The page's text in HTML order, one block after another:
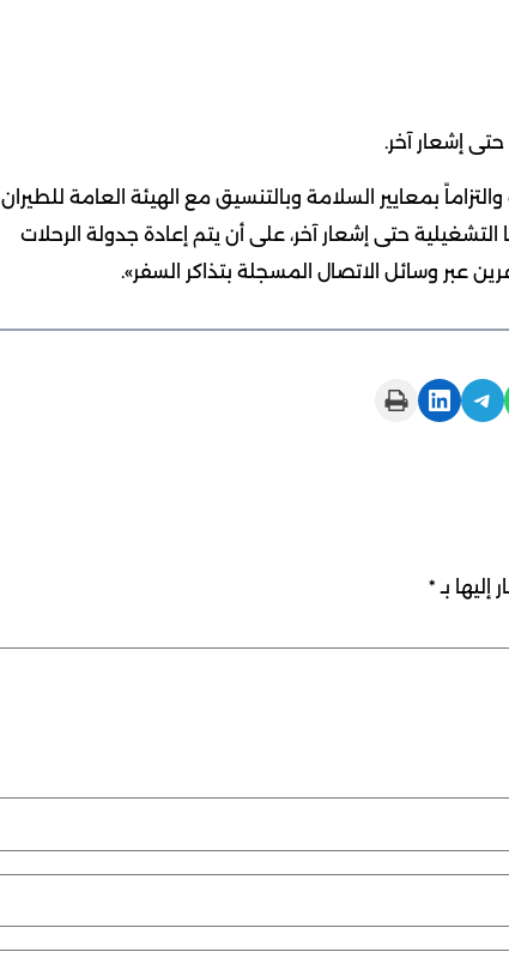
إشعار آخر.
بمعايير السلامة وبالتنسيق مع الهيئة العامة للطيران
حتى إشعار آخر، على أن يتم إعادة جدولة الرحلات
عبر وسائل الاتصال المسجلة بتذاكر السفر».
Share on Telegram
Share on LinkedIn
Print this Page
إليها بـ *